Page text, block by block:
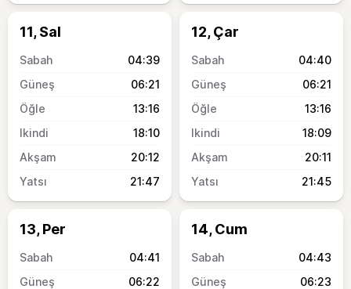
11, Sal
04:39
06:21
13:16
18:10
20:12
21:47
12, Çar
04:40
06:21
13:16
18:09
20:11
21:45
13, Per
04:41
06:22
14, Cum
04:43
06:23